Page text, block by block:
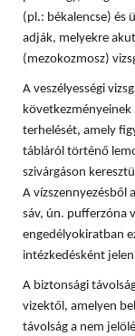
(pl.: békalencse) és
adják, melyekre
(mezokozmosz)
A veszélyességi
következményeinek
terhelését, amely
tábláról történő
szivárgáson
A vízszennyezésből
sáv, ún. pufferzóna
engedélyokiratban
intézkedésként
A biztonsági
vizektől, amelyen
távolság a nem